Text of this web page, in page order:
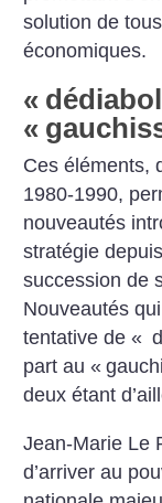
solution de
économiques.
«
«
Ces éléments,
1980-1990,
nouveautés
stratégie
succession de
Nouveautés
tentative de «
part au «
deux étant
Jean-Marie Le
d’arriver au